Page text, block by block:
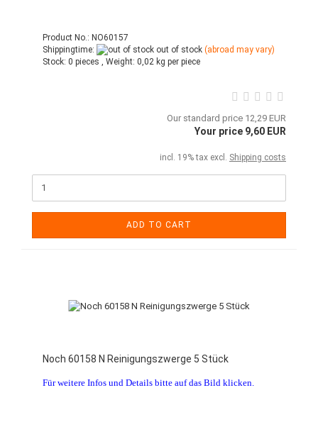
Product No.: NO60157
Shippingtime:
out of stock (abroad may vary)
Stock: 0 pieces , Weight: 0,02 kg per piece
Our standard price 12,29 EUR
Your price 9,60 EUR
incl. 19% tax excl. Shipping costs
ADD TO CART
Noch 60158 N Reinigungszwerge 5 Stück
Für weitere Infos und Details bitte auf das Bild klicken.